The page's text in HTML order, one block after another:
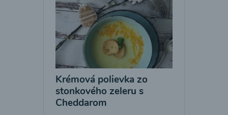
Krémová polievka zo
stonkového zeleru s
Cheddarom